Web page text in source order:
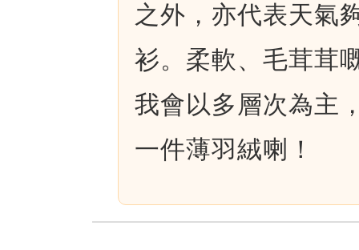
之外，亦代表天氣
衫。柔軟、毛茸茸
我會以多層次為主
一件薄羽絨喇！